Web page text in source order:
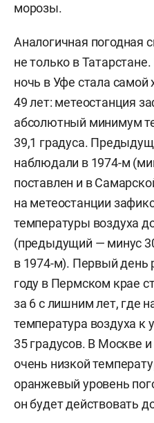
морозы.
Аналогичная погодная
не только в
ночь в Уфе стала самой
49 лет: метеостанция
абсолютный минимум
39,1 градуса.
наблюдали в 1974-м
поставлен и в
на метеостанции
температуры воздуха
(предыдущий — минус
в 1974-м). Первый день
году в Пермском крае
за 6 с лишним лет, где
температура воздуха к
35 градусов. В Москве
очень низкой
оранжевый уровень
он будет действовать